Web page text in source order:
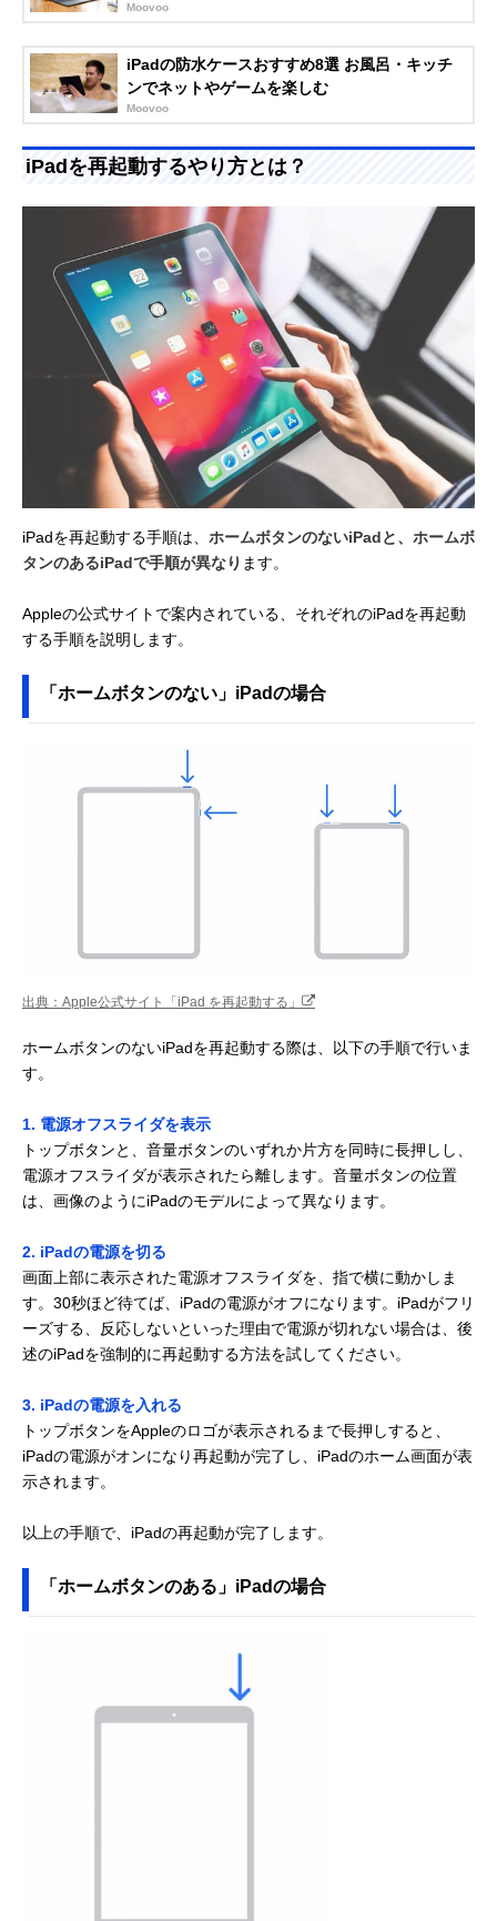
Moovoo
iPadの防水ケースおすすめ8選 お風呂・キッチ
ンでネットやゲームを楽しむ
Moovoo
iPadを再起動するやり方とは？
iPadを再起動する手順は、 ホームボタンのないiPadと、ホームボ
タンのあるiPadで手順が異なり ます。
Appleの公式サイトで案内されている、それぞれのiPadを再起動
する手順を説明します。
「ホームボタンのない」iPadの場合
出典：Apple公式サイト「iPad を再起動する」
ホームボタンのないiPadを再起動する際は、以下の手順で行いま
す。
1. 電源オフスライダを表示
トップボタンと、音量ボタンのいずれか片方を同時に長押しし、
電源オフスライダが表示されたら離します。音量ボタンの位置
は、画像のようにiPadのモデルによって異なります。
2. iPadの電源を切る
画面上部に表示された電源オフスライダを、指で横に動かしま
す。30秒ほど待てば、iPadの電源がオフになります。iPadがフリ
ーズする、反応しないといった理由で電源が切れない場合は、後
述のiPadを強制的に再起動する方法を試してください。
3. iPadの電源を入れる
トップボタンをAppleのロゴが表示されるまで長押しすると、
iPadの電源がオンになり再起動が完了し、iPadのホーム画面が表
示されます。
以上の手順で、iPadの再起動が完了します。
「ホームボタンのある」iPadの場合